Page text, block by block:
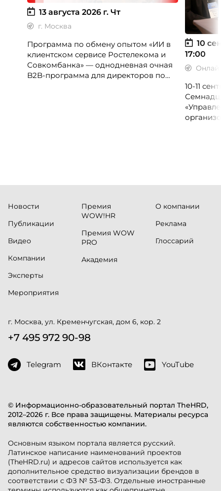
13 августа 2026 г. Чт
г. Москва
Программа по обмену опытом «ИИ в
клиентском сервисе Ростелекома и
Совкомбанка» — однодневная очная
B2B-программа для директоров по
10
17:00
10-11
© Информационно-образовательный портал TheHRD,
2012–2026 г. Все права защищены. Материалы ресурса
являются собственностью компании.
Основным языком портала является русский.
Латинское написание наименований проектов
(TheHRD.ru) и адресов сайтов используется как
дополнительное средство визуализации брендов в
соответствии с ФЗ № 53-ФЗ. Отдельные иностранные
Новости
Публикации
Видео
Компании
Эксперты
Мероприятия
Премия
WOW!HR
Премия WOW
PRO
Академия
О компании
Реклама
Глоссарий
г. Москва, ул. Кременчугская, дом 6, кор. 2
+7 495 972 90-98
Telegram ВКонтакте YouTube